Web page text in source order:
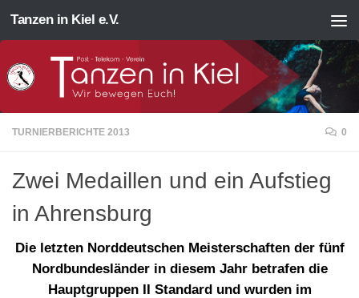
Zum Inhalt springen
Tanzen in Kiel e.V.
TURNIERBERICHTE 2013 0
Zwei Medaillen und ein Aufstieg
in Ahrensburg
Die letzten Norddeutschen Meisterschaften der fünf
Nordbundesländer in diesem Jahr betrafen die
Hauptgruppen II Standard und wurden im